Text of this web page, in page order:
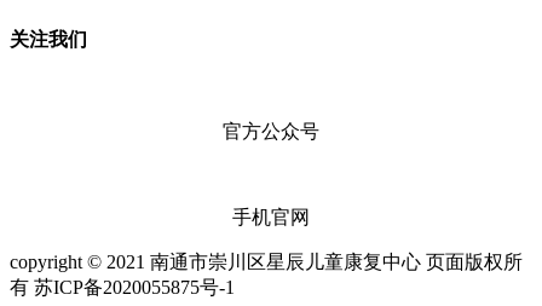
关注我们
官方公众号
手机官网
copyright © 2021 南通市崇川区星辰儿童康复中心 页面版权所
有 苏ICP备2020055875号-1